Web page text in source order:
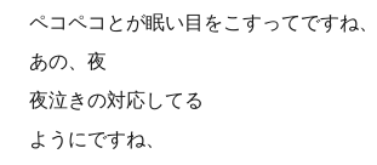
ペコペコとが眠い目をこすってですね、
あの、夜
夜泣きの対応してる
ようにですね、